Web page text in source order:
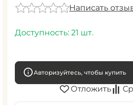
Написать
Доступность: 21 шт.
Авторизуйтесь, чтобы купить
Отложить